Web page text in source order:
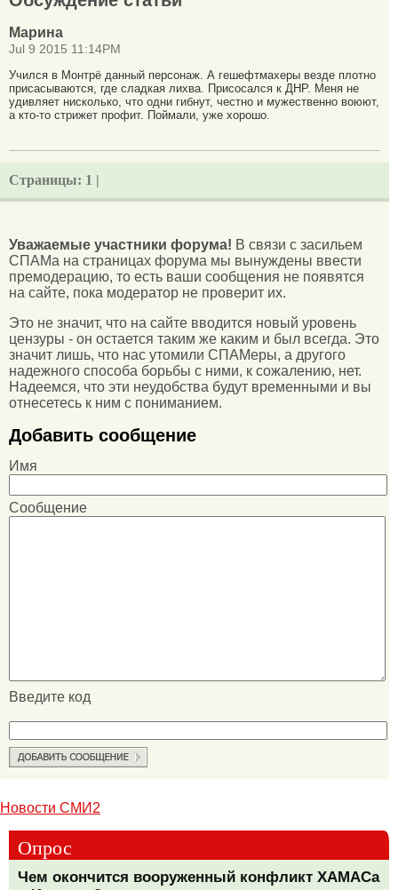
Марина
Jul 9 2015 11:14PM
Учился в Монтрё данный персонаж. А гешефтмахеры везде плотно
присасываются, где сладкая лихва. Присосался к ДНР. Меня не
удивляет нисколько, что одни гибнут, честно и мужественно воюют,
а кто-то стрижет профит. Поймали, уже хорошо.
Страницы: 1 |
Уважаемые участники форума! В связи с засильем
СПАМа на страницах форума мы вынуждены ввести
премодерацию, то есть ваши сообщения не появятся
на сайте, пока модератор не проверит их.
Это не значит, что на сайте вводится новый уровень
цензуры - он остается таким же каким и был всегда. Это
значит лишь, что нас утомили СПАМеры, а другого
надежного способа борьбы с ними, к сожалению, нет.
Надеемся, что эти неудобства будут временными и вы
отнесетесь к ним с пониманием.
Добавить сообщение
Имя
Сообщение
Введите код
Новости СМИ2
Опрос
Чем окончится вооруженный конфликт ХАМАСа